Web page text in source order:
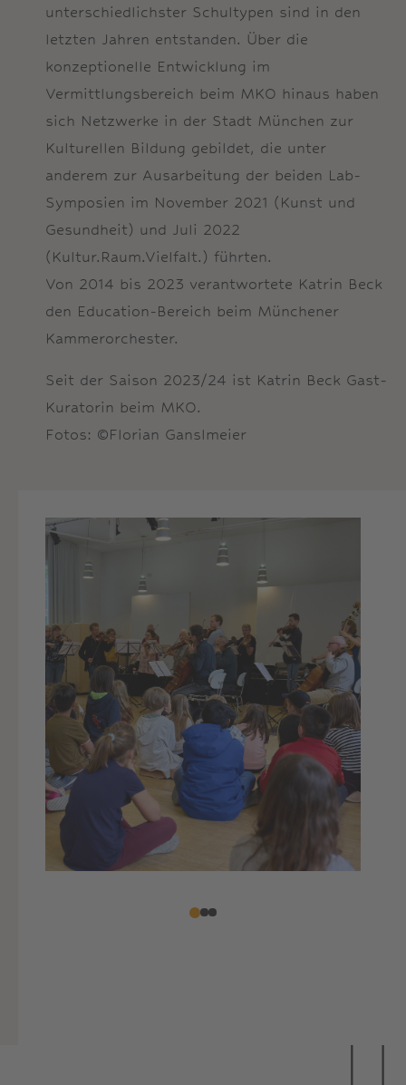
unterschiedlichster Schultypen sind in den
letzten Jahren entstanden. Über die
konzeptionelle Entwicklung im
Vermittlungsbereich beim MKO hinaus haben
sich Netzwerke in der Stadt München zur
Kulturellen Bildung gebildet, die unter
anderem zur Ausarbeitung der beiden Lab-
Symposien im November 2021 (Kunst und
Gesundheit) und Juli 2022
(Kultur.Raum.Vielfalt.) führten.
Von 2014 bis 2023 verantwortete Katrin Beck
den Education-Bereich beim Münchener
Kammerorchester.
Seit der Saison 2023/24 ist Katrin Beck Gast-
Kuratorin beim MKO.
Fotos: ©Florian Ganslmeier